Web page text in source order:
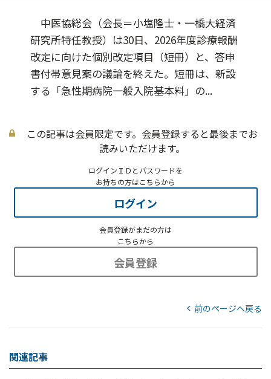
中医協総会（会長＝小塩隆士・一橋大経済
研究所特任教授）は30日、2026年度診療報酬
改定に向けた個別改定項目（短冊）と、答申
書付帯意見案の議論を終えた。短冊は、新設
する「急性期病院一般入院基本料」の...
この記事は会員限定です。会員登録すると最後までお
読みいただけます。
ログインＩＤとパスワードを
お持ちの方はこちらから
ログイン
会員登録がまだの方は
こちらから
会員登録
前のページへ戻る
関連記事